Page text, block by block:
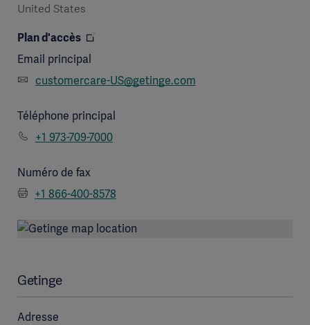
United States
Plan d'accès
Email principal
customercare-US@getinge.com
Téléphone principal
+1 973-709-7000
Numéro de fax
+1 866-400-8578
Getinge
Adresse